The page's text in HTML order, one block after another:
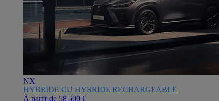
NX
HYBRIDE OU HYBRIDE RECHARGEABLE
À partir de 58 500 €